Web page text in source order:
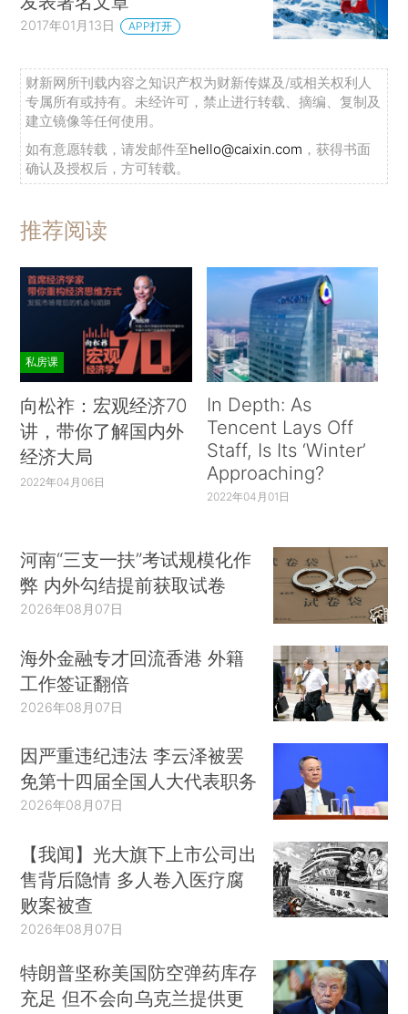
2017年01月13日 APP打开
财新网所刊载内容之知识产权为财新传媒及/或相关权利人
专属所有或持有。未经许可，禁止进行转载、摘编、复制及
建立镜像等任何使用。
如有意愿转载，请发邮件至hello@caixin.com ，获得书面
确认及授权后，方可转载。
推荐阅读
私房课
向松祚：宏观经济70
讲，带你了解国内外
经济大局
2022年04月06日
In Depth: As
Tencent Lays Off
Staff, Is Its ‘Winter’
Approaching?
2022年04月01日
河南“三支一扶”考试规模化作
弊 内外勾结提前获取试卷
2026年08月07日
海外金融专才回流香港 外籍
工作签证翻倍
2026年08月07日
因严重违纪违法 李云泽被罢
免第十四届全国人大代表职务
2026年08月07日
【我闻】光大旗下上市公司出
售背后隐情 多人卷入医疗腐
败案被查
2026年08月07日
特朗普坚称美国防空弹药库存
充足 但不会向乌克兰提供更